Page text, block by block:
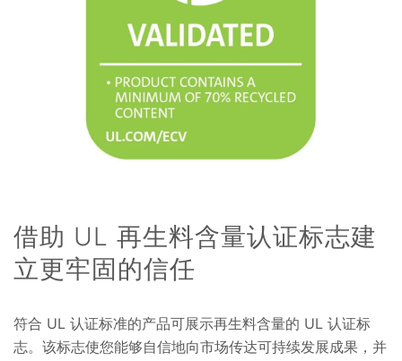
借助 UL 再生料含量认证标志建
立更牢固的信任
符合 UL 认证标准的产品可展示再生料含量的 UL 认证标
志。该标志使您能够自信地向市场传达可持续发展成果，并